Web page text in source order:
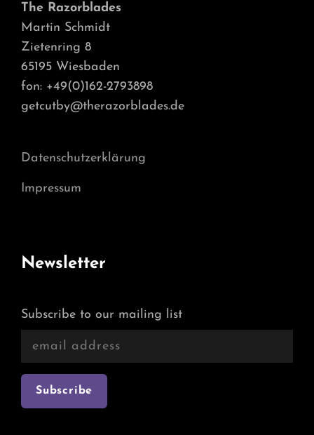
The Razorblades
Martin Schmidt
Zietenring 8
65195 Wiesbaden
fon: +49(0)162-2793898
getcutby@therazorblades.de
Datenschutzerklärung
Impressum
Newsletter
Subscribe to our mailing list